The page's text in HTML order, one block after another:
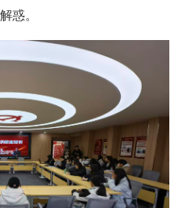
惑。